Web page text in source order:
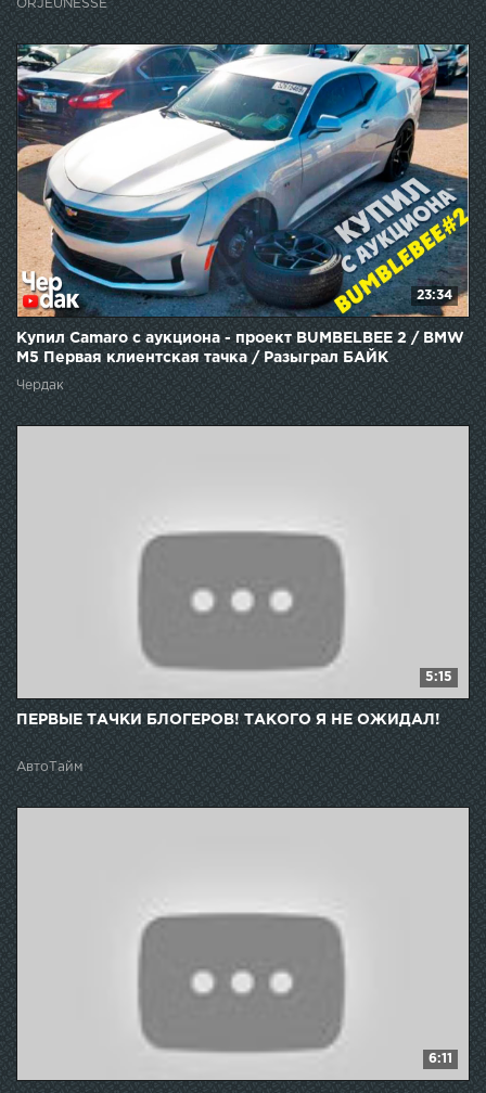
ORJEUNESSE
23:34
Купил Camaro с аукциона - проект BUMBELBEE 2 / BMW
M5 Первая клиентская тачка / Разыграл БАЙК
Чердак
5:15
ПЕРВЫЕ ТАЧКИ БЛОГЕРОВ! ТАКОГО Я НЕ ОЖИДАЛ!
АвтоТайм
6:11